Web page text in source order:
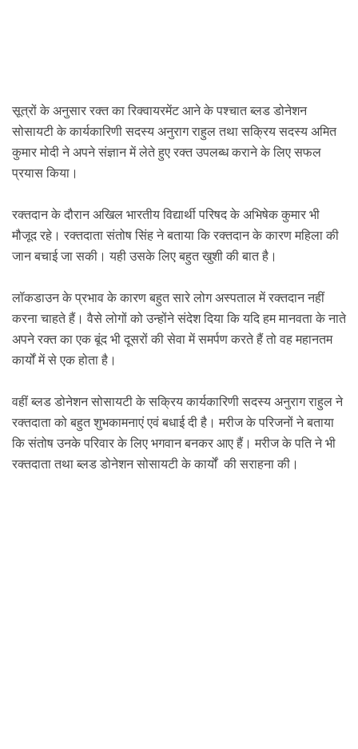
सूत्रों के अनुसार रक्त का रिक्वायरमेंट आने के पश्चातब्लड डोनेशन
सोसायटी के कार्यकारिणी सदस्य अनुराग राहुल तथा सक्रिय सदस्य अमित
कुमार मोदी ने अपने संज्ञान में लेते हुए रक्त उपलब्ध कराने के लिए सफल
प्रयास किया।
रक्तदान के दौरानअखिल भारतीयविद्यार्थी परिषद के अभिषेक कुमार भी
मौजूद रहे। रक्तदाता संतोष सिंह ने बताया कि रक्तदान के कारण महिला की
जान बचाई जा सकी। यही उसके लिए बहुत खुशी की बात है।
लॉकडाउन के प्रभाव के कारण बहुत सारे लोग अस्पताल में रक्तदान नहीं
करना चाहते हैं। वैसे लोगों को उन्होंने संदेश दिया कियदि हम मानवताके नाते
अपने रक्त का एक बूंद भी दूसरों की सेवा में समर्पण करते हैं तो वह महानतम
कार्यों में से एक होता है।
वहीं ब्लड डोनेशन सोसायटी के सक्रिय कार्यकारिणी सदस्य अनुराग राहुल ने
रक्तदाता को बहुत शुभकामनाएं एवं बधाई दी है।मरीज के परिजनों ने बताया
कि संतोष उनके परिवार के लिए भगवान बनकर आए हैं। मरीज के पति ने भी
रक्तदाता तथा ब्लड डोनेशन सोसायटी के कार्यों की सराहना की।